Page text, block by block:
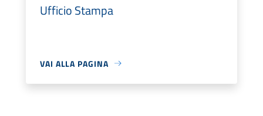
Ufficio Stampa
VAI ALLA PAGINA